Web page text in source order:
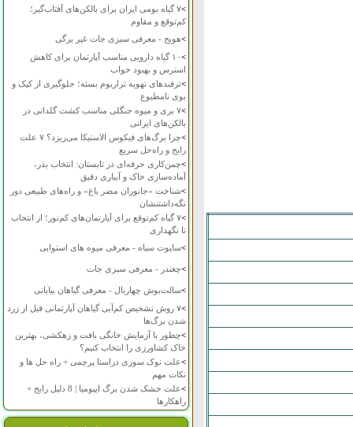
>
۷ گیاه بومی ایران برای بالکن‌های آفتاب‌گیر؛
کم‌توقع و مقاوم
>هویج - معرفی سبزی جات غیر برگی
>
۱۰ گیاه دارویی مناسب آپارتمان برای کاهش
استرس و بهبود خواب
>ترفندهای تهویه تراریوم بسته؛ جلوگیری از کپک و
بوی نامطبوع
>
۷ بری و میوه جنگلی مناسب کشت گلدانی در
بالکن‌های ایرانی
>
چرا برگ‌های فیکوس الاستیکا می‌ریزد؟ ۷ علت
رایج و راه‌حل سریع
>چمن‌کاری حرفه‌ای در تابستان: انتخاب بذر،
آماده‌سازی خاک و آبیاری دقیق
>شناخت «جانوران مضر باغ» و راه‌های طبیعی دور
نگه‌داشتنشان
>
۷ گیاه کم‌توقع برای آپارتمان‌های کم‌نور؛ از انتخاب
تا نگهداری
>ساپوت سیاه - معرفی میوه های استوایی
>چغندر - معرفی سبزی جات
>سالت‌بوش چهاربال - معرفی گیاهان بیابانی
>
۷ روش تشخیص کم‌آبی گیاهان آپارتمانی قبل از زرد
شدن برگ‌ها
>چطور با آزمایش خانگی بافت و زهکشی، بهترین
خاک کشاورزی را انتخاب کنیم؟
>علت نوک سوزی دراسنا پرچمی + راه حل ها و
نکات مهم
>
علت خشک شدن برگ ایپومیا | 8 دلیل رایج +
راهکارها